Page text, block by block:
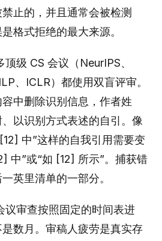
止的，并且通常会被检测
格式拒绝的最大来源。
顶级 CS 会议（NeurIPS、
、ICLR）都使用双盲评审。
中删除识别信息，作者姓
以识别方式表述的自引。像
中”这样的自我引用需要变
中”或“如 [12] 所示”。捕获错
英里清单的一部分。
议审查按照固定的时间表进
数月。审稿人疲劳是真实存